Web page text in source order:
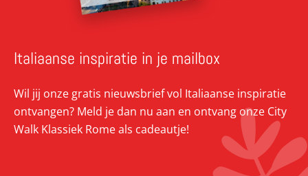
Italiaanse inspiratie in je mailbox
Wil jij onze gratis nieuwsbrief vol Italiaanse inspiratie
ontvangen? Meld je dan nu aan en ontvang onze City
Walk Klassiek Rome als cadeautje!